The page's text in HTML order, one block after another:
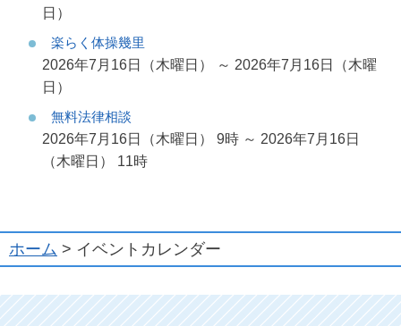
日）
楽らく体操幾里
2026年7月16日（木曜日） ～ 2026年7月16日（木曜
日）
無料法律相談
2026年7月16日（木曜日） 9時 ～ 2026年7月16日
（木曜日） 11時
ホーム > イベントカレンダー